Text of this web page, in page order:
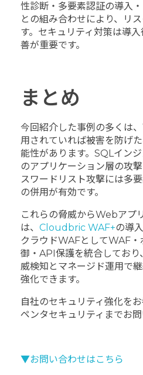
性診断・多要素認証の導入
との組み合わせにより、リ
す。セキュリティ対策は導
善が重要です。
まとめ
今回紹介した事例の多くは
用されていれば被害を防げ
能性があります。SQLイン
のアプリケーション層の攻
スワードリスト攻撃には多
の併用が有効です。
これらの脅威からWebアプ
は、 Cloudbric WAF+の導
クラウドWAFとしてWAF
御・API保護を統合してお
威検知とマネージド運用で
強化できます。
自社のセキュリティ強化を
ペンタセキュリティまでお問
▼お問い合わせはこちら